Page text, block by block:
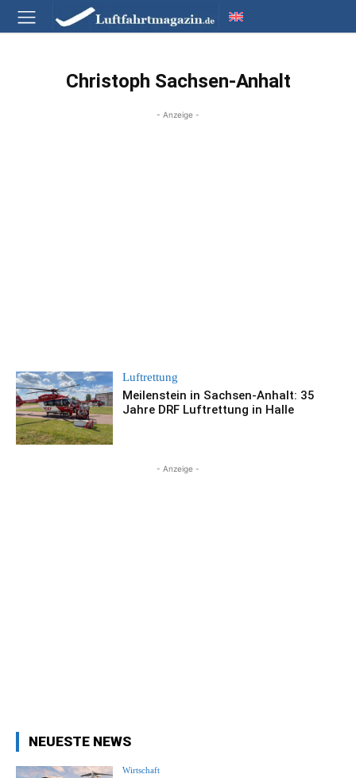
Christoph Sachsen-Anhalt
- Anzeige -
Luftrettung
Meilenstein in Sachsen-Anhalt: 35
Jahre DRF Luftrettung in Halle
- Anzeige -
NEUESTE NEWS
Wirtschaft